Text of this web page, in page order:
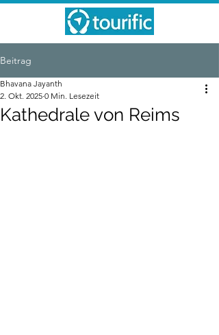
Beitrag
Kathedrale von Reims
Bhavana Jayanth
2. Okt. 2025 0 Min. Lesezeit